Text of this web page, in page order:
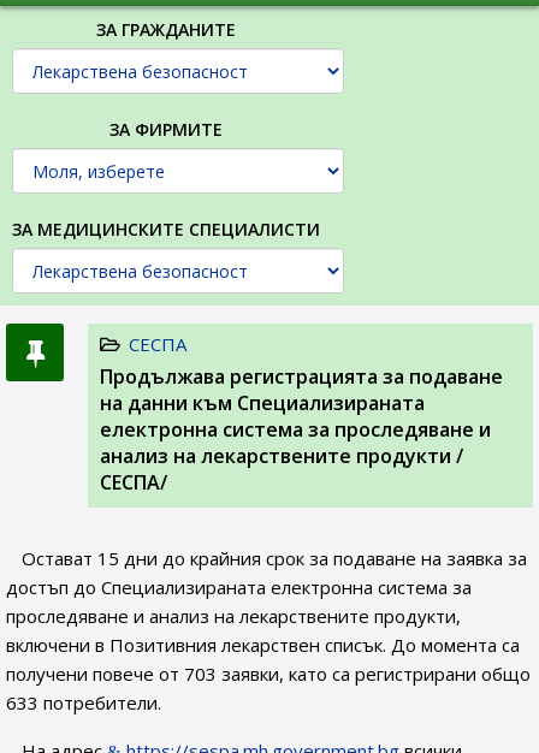
ЗА ГРАЖДАНИТЕ
ЗА ФИРМИТЕ
ЗА МЕДИЦИНСКИТЕ СПЕЦИАЛИСТИ
СЕСПА
Продължава регистрацията за подаване
на данни към Специализираната
електронна система за проследяване и
анализ на лекарствените продукти /
СЕСПА/
Остават 15 дни до крайния срок за подаване на заявка за
достъп до Специализираната електронна система за
проследяване и анализ на лекарствените продукти,
включени в Позитивния лекарствен списък. До момента са
получени повече от 703 заявки, като са регистрирани общо
633 потребители.